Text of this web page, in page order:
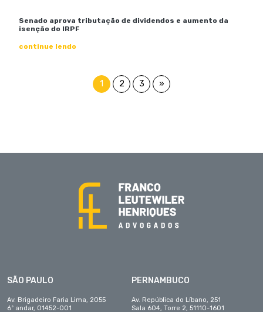
Senado aprova tributação de dividendos e aumento da
isenção do IRPF
continue lendo
1 2 3 »
SÃO PAULO
Av. Brigadeiro Faria Lima, 2055
6º andar, 01452-001
PERNAMBUCO
Av. República do Líbano, 251
Sala 604, Torre 2, 51110-1601